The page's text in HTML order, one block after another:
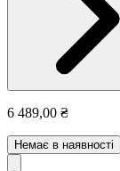
6 489,00 ₴
Немає в наявності